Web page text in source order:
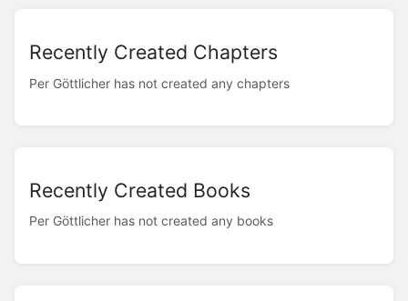
Recently Created Chapters
Per Göttlicher has not created any chapters
Recently Created Books
Per Göttlicher has not created any books